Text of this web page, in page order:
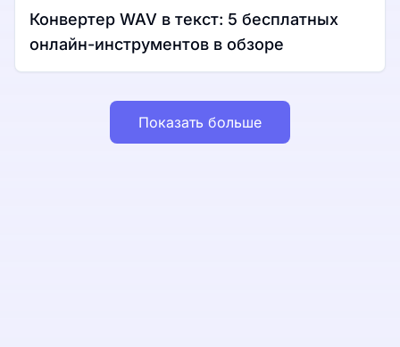
Конвертер WAV в текст: 5 бесплатных
онлайн-инструментов в обзоре
Показать больше